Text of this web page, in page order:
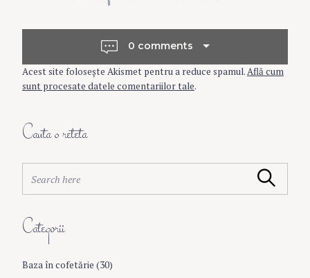
s
t
n
a
v
i
g
0 comments
Acest site folosește Akismet pentru a reduce spamul.Află cum
sunt procesate datele comentariilor tale.
Cauta o reteta
a
c
o
Search
Categorii
Baza în cofetărie (30)